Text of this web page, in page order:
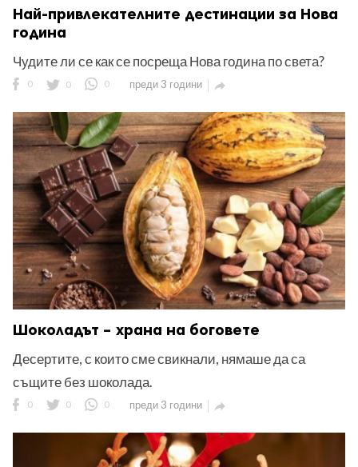
Най-привлекателните дестинации за Нова
година
Чудите ли се как се посреща Нова година по света?
0 0 0 преди 3 години 
Шоколадът – храна на боговете
Десертите, с които сме свикнали, нямаше да са
същите без шоколада.
0 0 0 преди 3 години 